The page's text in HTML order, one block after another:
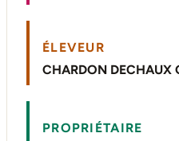
ÉLEVEUR
CHARDON DECHAUX
PROPRIÉTAIRE